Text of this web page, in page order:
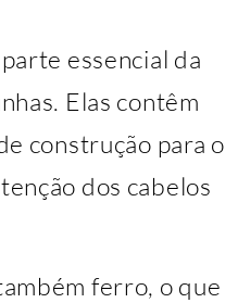
essencial da
Elas contêm
construção para o
dos cabelos
ferro, o que